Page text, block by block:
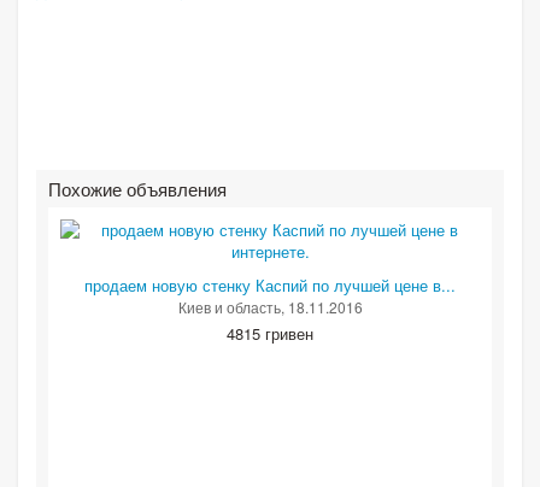
Похожие объявления
продаем новую стенку Каспий по лучшей цене в...
Киев и область, 18.11.2016
4815 гривен